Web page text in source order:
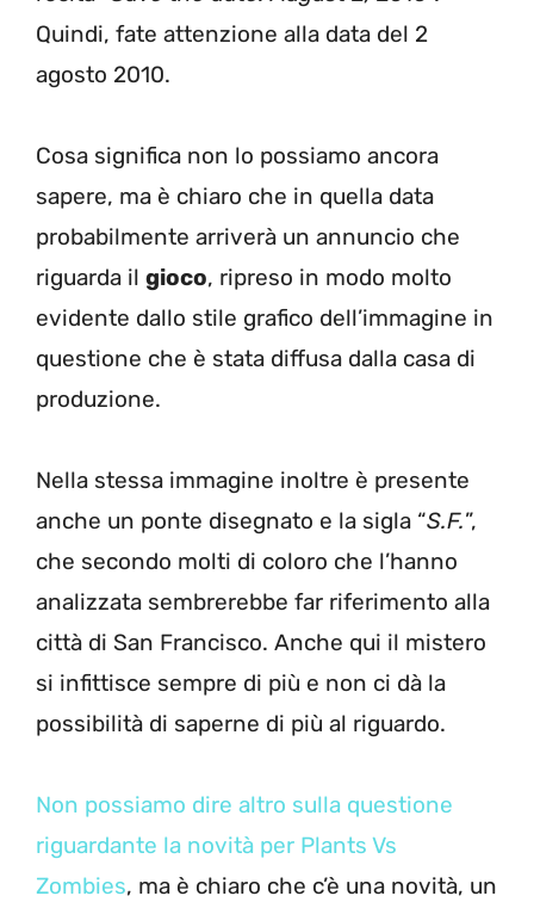
Quindi, fate attenzione alla data del 2
agosto 2010.
Cosa significa non lo possiamo ancora
sapere, ma è chiaro che in quella data
probabilmente arriverà un annuncio che
riguarda il gioco, ripreso in modo molto
evidente dallo stile grafico dell’immagine in
questione che è stata diffusa dalla casa di
produzione.
Nella stessa immagine inoltre è presente
anche un ponte disegnato e la sigla “S.F.”,
che secondo molti di coloro che l’hanno
analizzata sembrerebbe far riferimento alla
città di San Francisco. Anche qui il mistero
si infittisce sempre di più e non ci dà la
possibilità di saperne di più al riguardo.
Non possiamo dire altro sulla questione
riguardante la novità per Plants Vs
Zombies, ma è chiaro che c’è una novità, un